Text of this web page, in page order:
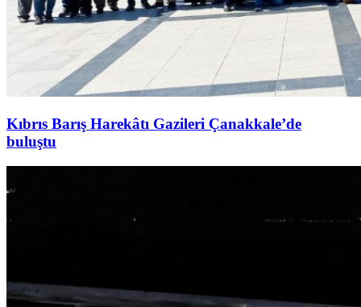
Kıbrıs Barış Harekâtı Gazileri Çanakkale’de
buluştu